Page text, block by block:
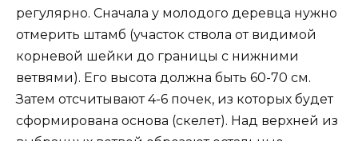
регулярно. Сначала у молодого деревца нужно
отмерить штамб (участок ствола от видимой
корневой шейки до границы с нижними
ветвями). Его высота должна быть 60-70 см.
Затем отсчитывают 4-6 почек, из которых будет
сформирована основа (скелет). Над верхней из